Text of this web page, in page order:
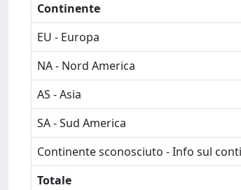
Continente
EU - Europa
NA - Nord America
AS - Asia
SA - Sud America
Continente sconosciuto - Info sul
Totale